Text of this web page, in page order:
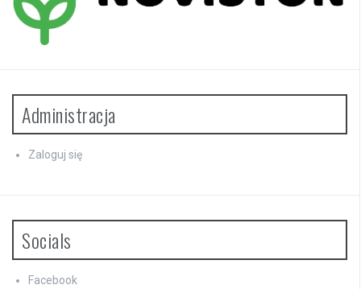
Administracja
Zaloguj się
Socials
Facebook